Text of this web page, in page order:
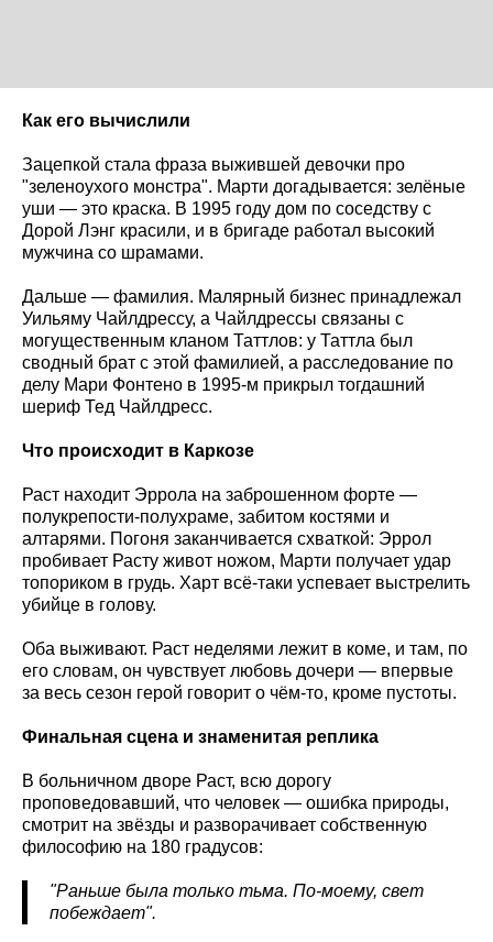
Как его вычислили
Зацепкой стала фраза выжившей девочки про
"зеленоухого монстра". Марти догадывается: зелёные
уши — это краска. В 1995 году дом по соседству с
Дорой Лэнг красили, и в бригаде работал высокий
мужчина со шрамами.
Дальше — фамилия. Малярный бизнес принадлежал
Уильяму Чайлдрессу, а Чайлдрессы связаны с
могущественным кланом Таттлов: у Таттла был
сводный брат с этой фамилией, а расследование по
делу Мари Фонтено в 1995-м прикрыл тогдашний
шериф Тед Чайлдресс.
Что происходит в Каркозе
Раст находит Эррола на заброшенном форте —
полукрепости-полухраме, забитом костями и
алтарями. Погоня заканчивается схваткой: Эррол
пробивает Расту живот ножом, Марти получает удар
топориком в грудь. Харт всё-таки успевает выстрелить
убийце в голову.
Оба выживают. Раст неделями лежит в коме, и там, по
его словам, он чувствует любовь дочери — впервые
за весь сезон герой говорит о чём-то, кроме пустоты.
Финальная сцена и знаменитая реплика
В больничном дворе Раст, всю дорогу
проповедовавший, что человек — ошибка природы,
смотрит на звёзды и разворачивает собственную
философию на 180 градусов:
"Раньше была только тьма. По-моему, свет
побеждает".